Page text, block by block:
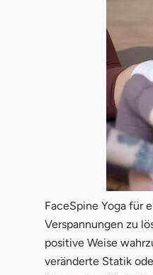
FaceSpine Yoga für
Verspannungen zu
positive Weise
veränderte Statik